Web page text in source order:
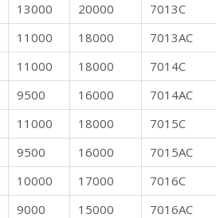
13000 20000
7013C
11000 18000
7013AC
11000 18000
7014C
9500 16000
7014AC
11000 18000
7015C
9500 16000
7015AC
10000 17000
7016C
9000 15000
7016AC